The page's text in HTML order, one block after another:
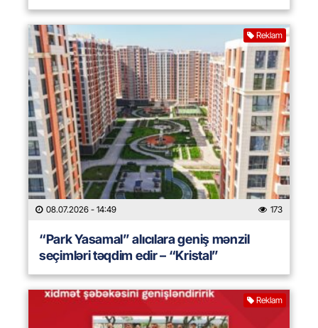
Reklam
08.07.2026 - 14:49 173
“Park Yasamal” alıcılara geniş mənzil
seçimləri təqdim edir – “Kristal”
Reklam